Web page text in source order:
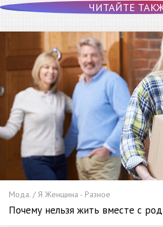
ЧИТАЙТЕ
Мода. / Я Женщина - Разное
Почему нельзя жить вместе с